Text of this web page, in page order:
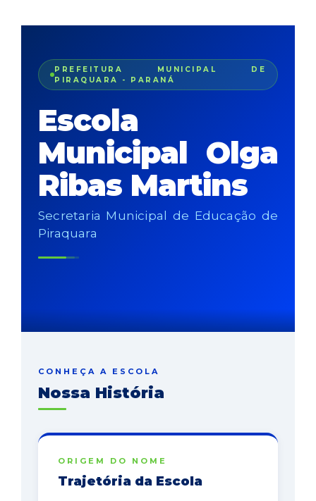
PREFEITURA MUNICIPAL DE
PIRAQUARA - PARANÁ
Escola
Municipal Olga
Ribas Martins
Secretaria Municipal de Educação de
Piraquara
CONHEÇA A ESCOLA
Nossa História
ORIGEM DO NOME
Trajetória da Escola